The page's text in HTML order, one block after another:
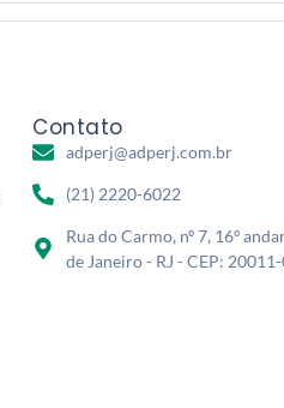
Contato
adperj@adperj.com.br
(21) 2220-6022
Rua do Carmo, nº 7, 16º
de Janeiro - RJ - CEP: